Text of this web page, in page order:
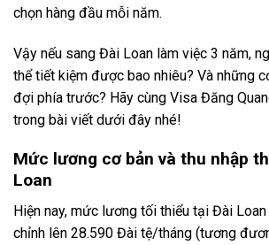
chọn hàng đầu mỗi năm.
Vậy nếu sang Đài Loan làm việc 3 năm,
thể tiết kiệm được bao nhiêu? Và những
đợi phía trước? Hãy cùng Visa Đăng
trong bài viết dưới đây nhé!
Mức lương cơ bản và thu nhập
Loan
Hiện nay, mức lương tối thiểu tại Đài
chỉnh lên 28.590 Đài tệ/tháng (tương